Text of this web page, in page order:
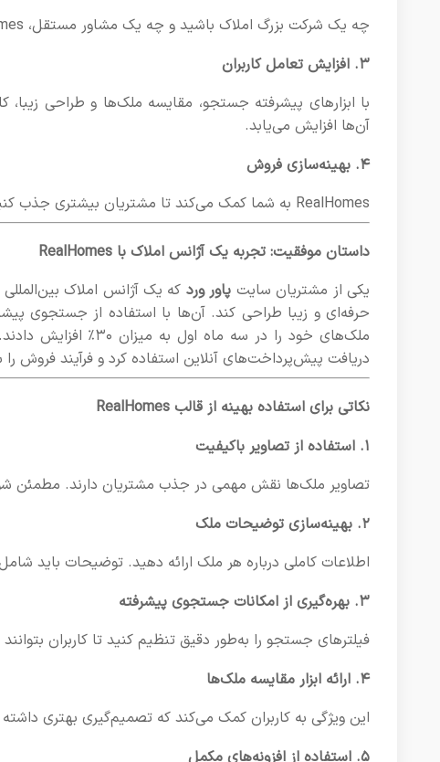
چه یک شرکت بزرگ املاک باشید و چه یک مشاور مستقل، RealHomes ابزارهای لازم برای موفقیت شما را فراهم می‌کند.
۳. افزایش تعامل کاربران
با ابزارهای پیشرفته جستجو، مقایسه ملک‌ها و طراحی
آن‌ها افزایش می‌یابد.
۴. بهینه‌سازی فروش
RealHomes به شما کمک می‌کند تا مشتریان بیشتری جذب کنید و فرآیند خرید و اجاره ملک را برای آن‌ها آسان‌تر کنید.
داستان موفقیت: تجربه یک آژانس املاک با RealHomes
یکی از مشتریان سایت پاور ورد
حرفه‌ای و زیبا طراحی کند. آن‌ها با استفاده از جستجوی
دریافت پیش‌پرداخت‌های آنلاین استفاده کرد و فرآیند فروش را
نکاتی برای استفاده بهینه از قالب RealHomes
۱. استفاده از تصاویر باکیفیت
تصاویر ملک‌ها نقش مهمی در جذب مشتریان دارند. مطمئن
۲. بهینه‌سازی توضیحات ملک
اطلاعات کاملی درباره هر ملک ارائه دهید. توضیحات باید
۳. بهره‌گیری از امکانات جستجوی پیشرفته
فیلترهای جستجو را به‌طور دقیق تنظیم کنید تا کاربران
۴. ارائه ابزار مقایسه ملک‌ها
این ویژگی به کاربران کمک می‌کند که تصمیم‌گیری بهتری